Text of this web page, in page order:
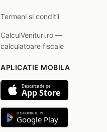
Termeni si conditii
CalculVenituri.ro —
calculatoare fiscale
APLICATIE MOBILA
Descarca de pe
App Store
DISPONIBIL PE
Google Play